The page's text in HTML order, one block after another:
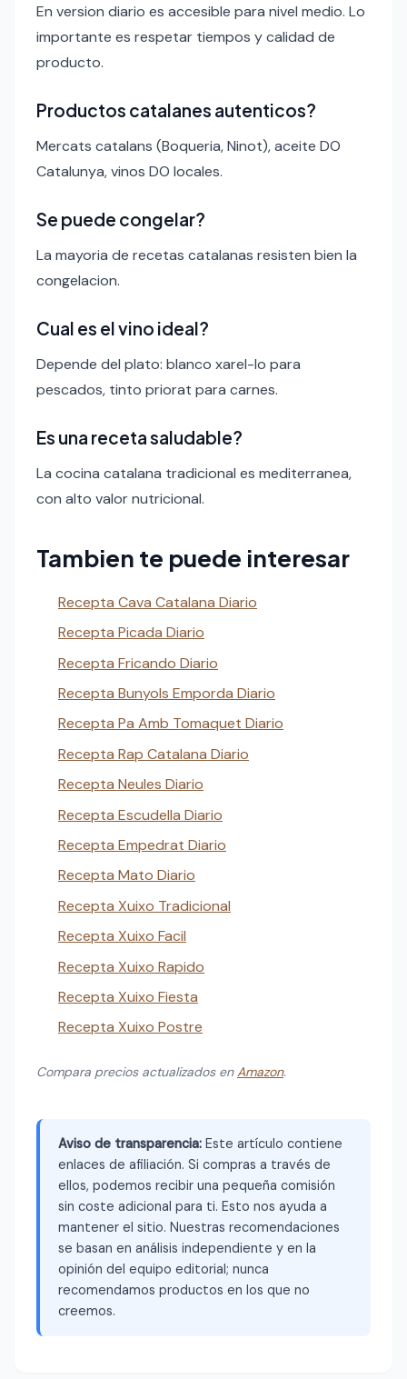
En version diario es accesible para nivel medio. Lo
importante es respetar tiempos y calidad de
producto.
Productos catalanes autenticos?
Mercats catalans (Boqueria, Ninot), aceite DO
Catalunya, vinos DO locales.
Se puede congelar?
La mayoria de recetas catalanas resisten bien la
congelacion.
Cual es el vino ideal?
Depende del plato: blanco xarel-lo para
pescados, tinto priorat para carnes.
Es una receta saludable?
La cocina catalana tradicional es mediterranea,
con alto valor nutricional.
Tambien te puede interesar
Recepta Cava Catalana Diario
Recepta Picada Diario
Recepta Fricando Diario
Recepta Bunyols Emporda Diario
Recepta Pa Amb Tomaquet Diario
Recepta Rap Catalana Diario
Recepta Neules Diario
Recepta Escudella Diario
Recepta Empedrat Diario
Recepta Mato Diario
Recepta Xuixo Tradicional
Recepta Xuixo Facil
Recepta Xuixo Rapido
Recepta Xuixo Fiesta
Recepta Xuixo Postre
Compara precios actualizados enAmazon.
Aviso de transparencia: Este artículo contiene
enlaces de afiliación. Si compras a través de
ellos, podemos recibir una pequeña comisión
sin coste adicional para ti. Esto nos ayuda a
mantener el sitio. Nuestras recomendaciones
se basan en análisis independiente y en la
opinión del equipo editorial; nunca
recomendamos productos en los que no
creemos.